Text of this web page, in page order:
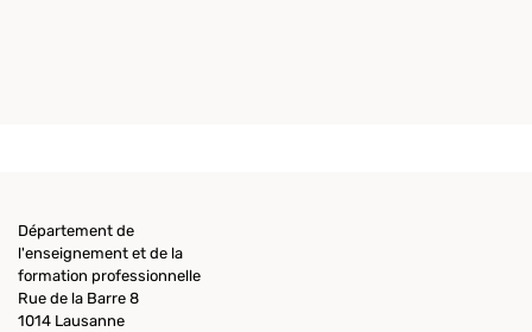
Département de
l'enseignement et de la
formation professionnelle
Rue de la Barre 8
1014 Lausanne